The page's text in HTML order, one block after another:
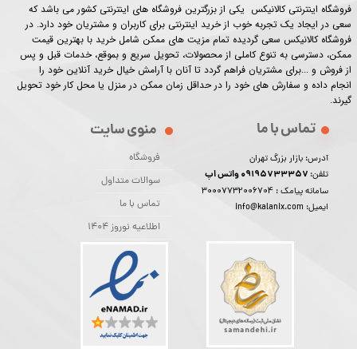
فروشگاه اینترنتی کالانیکس یکی از بزرگترین فروشگاه های اینترنتی کشور می باشد که
سعی در ایجاد یک تجربه خوب از خرید اینترنتی برای کاربران و مشتریان خود دارد. در
فروشگاه کالانیکس سعی گردیده تمام مزیت های ممکن شامل خرید با بهترین قیمت
ممکن، دسترسی به تنوع کاملی از محصولات، تحویل سریع و بموقع، خدمات قبل و پس
از فروش و ...برای مشتریان فراهم گردد تا آنان با آرامش خیال خرید آنلاین خود را
انجام داده و سفارش های خود را در حداقل زمان ممکن در منزل یا محل کار خود تحویل
گیرند.​​​​​​​
منوی سایت
فروشگاه
سوالات متداول
تماس با ما
اطلاعیه نوروز 1404
تماس با ما
آدرس: بازار بزرگ تهران
تلفن:
سامانه پیامک : 30007732006704
ایمیل: info@kalanix.com